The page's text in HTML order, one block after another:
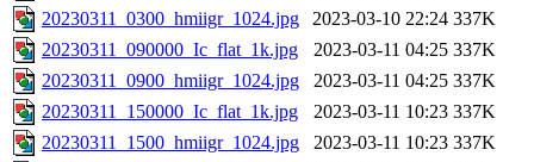
20230311_0300_hmiigr_1024.jpg
2023-03-10 22:24 337K
20230311_090000_Ic_flat_1k.jpg
2023-03-11 04:25 337K
20230311_0900_hmiigr_1024.jpg
2023-03-11 04:25 337K
20230311_150000_Ic_flat_1k.jpg
2023-03-11 10:23 337K
20230311_1500_hmiigr_1024.jpg
2023-03-11 10:23 337K